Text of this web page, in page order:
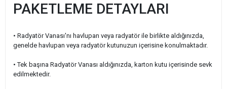
PAKETLEME DETAYLARI
• Radyatör Vanası'nı havlupan veya radyatör ile birlikte aldığınızda,
genelde havlupan veya radyatör kutunuzun içerisine konulmaktadır.
• Tek başına Radyatör Vanası aldığınızda, karton kutu içerisinde sevk
edilmektedir.